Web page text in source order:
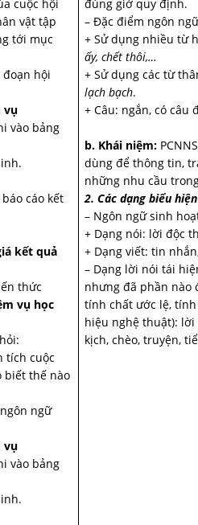
cuộc hội
vật tập
tới mục
đoạn hội
vụ
vào bảng
cáo kết
kết quả
thức
vụ học
tích cuộc
biết thế nào
ngữ
vụ
vào bảng
đúng giờ quy định.
– Đặc điểm ngôn
+ Sử dụng nhiều từ
ấy, chết thôi,…
+ Sử dụng các từ
lạch bạch.
+ Câu: ngắn, có câu
b. Khái niệm:
dùng để thông tin,
những nhu cầu
2. Các dạng biểu
– Ngôn ngữ sinh
+ Dạng nói: lời độc
+ Dạng viết: tin
– Dạng lời nói tái
nhưng đã phần nào
tính chất ước lệ,
hiệu nghệ thuật): lời
kịch, chèo, truyện,